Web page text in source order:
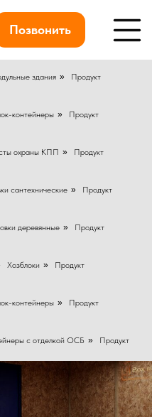
здания » Продукт
контейнеры » Продукт
охраны КПП » Продукт
сантехнические » Продукт
деревянные » Продукт
Хозблоки » Продукт
контейнеры » Продукт
с отделкой ОСБ » Продукт